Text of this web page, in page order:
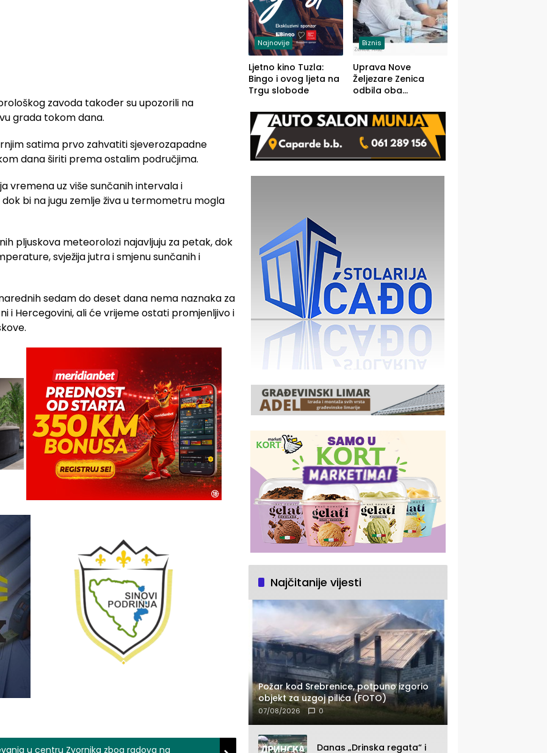
zavoda također su upozorili na
grada tokom dana.
satima prvo zahvatiti sjeverozapadne
dana širiti prema ostalim područjima.
vremena uz više sunčanih intervala i
bi na jugu zemlje živa u termometru mogla
pljuskova meteorolozi najavljuju za petak, dok
svježija jutra i smjenu sunčanih i
sedam do deset dana nema naznaka za
i Hercegovini, ali će vrijeme ostati promjenljivo i
u centru Zvornika zbog radova na
Najnovije
Ljetno kino Tuzla:
Bingo i ovog ljeta na
Trgu slobode
Biznis
Uprava Nove
Željezare Zenica
odbila oba
FBiH: Ustrajni da je
stečaj jedino rješenje
Najčitanije vijesti
Požar kod Srebrenice, potpuno izgorio
objekt za uzgoj pilića (FOTO)
07/08/2026 0
Danas „Drinska regata“ i